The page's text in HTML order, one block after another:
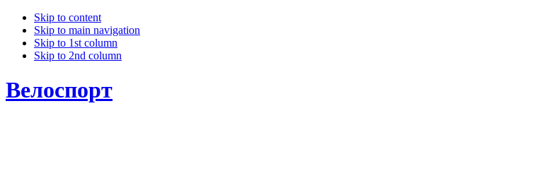
Skip to content
Skip to main navigation
Skip to 1st column
Skip to 2nd column
Велоспорт